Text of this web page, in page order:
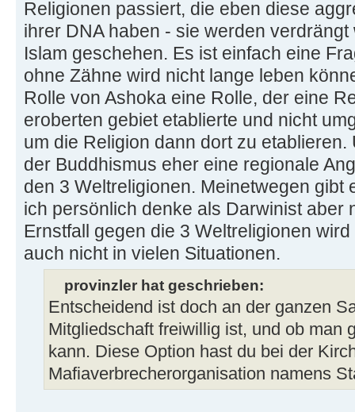
Religionen passiert, die eben diese
ihrer DNA haben - sie werden
Islam geschehen. Es ist einfach eine
ohne Zähne wird nicht lange leben
Rolle von Ashoka eine Rolle, der eine
eroberten gebiet etablierte und nicht
um die Religion dann dort zu
der Buddhismus eher eine regionale
den 3 Weltreligionen. Meinetwegen gibt
ich persönlich denke als Darwinist aber
Ernstfall gegen die 3 Weltreligionen
auch nicht in vielen Situationen.
provinzler hat geschrieben:
Entscheidend ist doch an der ganzen
Mitgliedschaft freiwillig ist, und ob man
kann. Diese Option hast du bei der
Mafiaverbrecherorganisation namens